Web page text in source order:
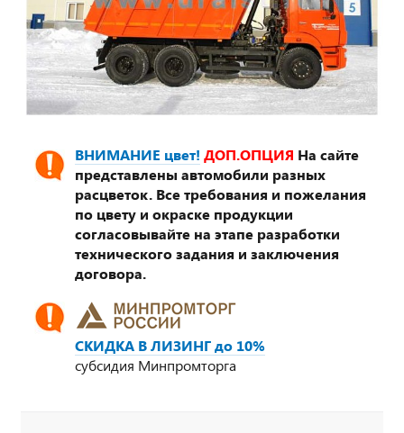
ВНИМАНИЕ цвет! ДОП.ОПЦИЯ На сайте
представлены автомобили разных
расцветок. Все требования и пожелания
по цвету и окраске продукции
согласовывайте на этапе разработки
технического задания и заключения
договора.
СКИДКА В ЛИЗИНГ до 10%
субсидия Минпромторга